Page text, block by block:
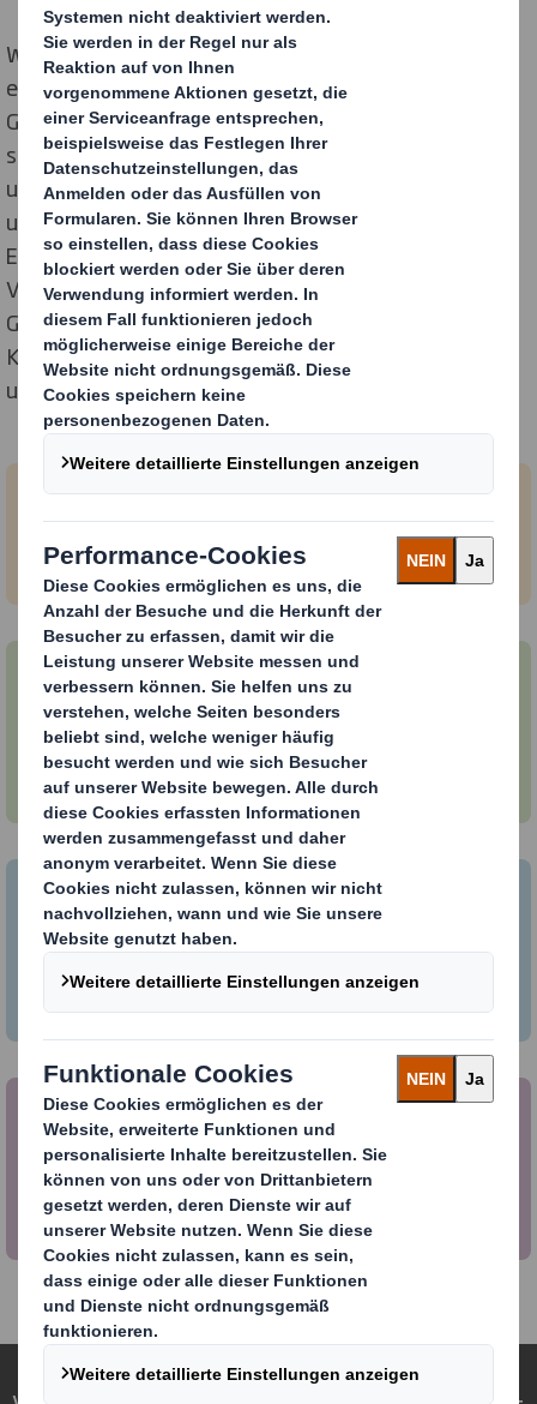
Wir wissen, dass die Kreislaufwirtschaft eine
entscheidende Rolle dabei spielt, die Bedürfnisse der
Gesellschaft zu erfüllen und künftige Generationen zu
schützen. Deshalb werden wir unser Geschäftsmodell
und unsere Verpackungslösungen revolutionieren, um
unseren Kunden zu helfen, auf die veränderten
Einkaufsgewohnheiten mit den nachhaltigen
Verpackungslösungen zu reagieren, die unsere
Gesellschaft braucht. Wir wollen mehr Auswahl und
Komfort, aber mit weniger Auswirkungen auf die Welt
um uns herum.
Was ist die Kreislaufwirtschaft?
Wie Sie Ihre Verpackungen
kreislauffähig machen
Wie Sie Ihr Unternehmen in die
Kreislaufwirtschaft einbinden
Was Sie tun können, um die
Kreislaufwirtschaft zu unterstützen